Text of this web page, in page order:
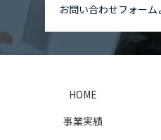
お問い合わせフォーム
HOME
事業実績